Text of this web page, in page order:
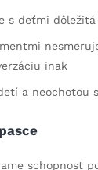
s deťmi dôležitá
inak
a neochotou
schopnosť